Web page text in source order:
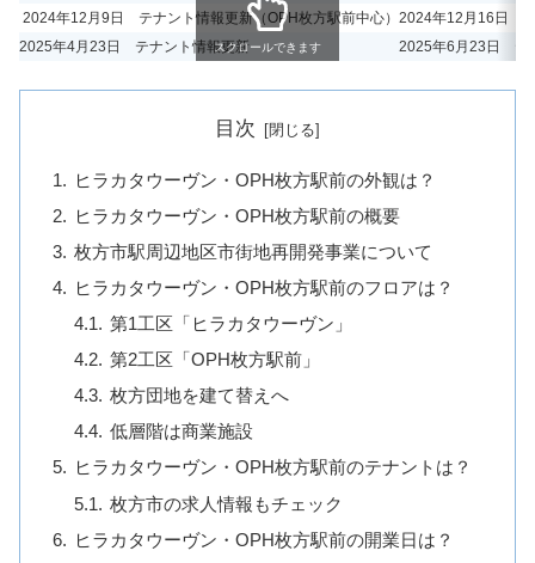
2024年12月9日 テナント情報更新（OPH枚方駅前中心） 2024年12月16日
2025年4月23日 テナント情報更新
2025年6月23日 テ
スクロールできます
目次
ヒラカタウーヴン・OPH枚方駅前の外観は？
ヒラカタウーヴン・OPH枚方駅前の概要
枚方市駅周辺地区市街地再開発事業について
ヒラカタウーヴン・OPH枚方駅前のフロアは？
第1工区「ヒラカタウーヴン」
第2工区「OPH枚方駅前」
枚方団地を建て替えへ
低層階は商業施設
ヒラカタウーヴン・OPH枚方駅前のテナントは？
枚方市の求人情報もチェック
ヒラカタウーヴン・OPH枚方駅前の開業日は？